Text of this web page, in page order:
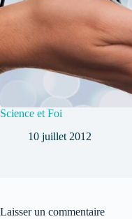
Science et Foi
10 juillet 2012
Laisser un commentaire